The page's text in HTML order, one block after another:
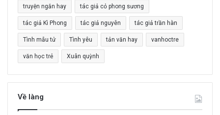
truyện ngắn hay tác giả cỏ phong sương
tác giả Kì Phong tác giả nguyên tác giả trần hàn
Tình mẫu tử Tình yêu tản văn hay vanhoctre
văn học trẻ Xuân quỳnh
Về làng